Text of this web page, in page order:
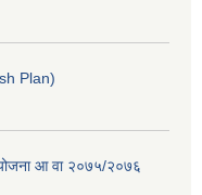
Plan)
योजना आ वा २०७५/२०७६